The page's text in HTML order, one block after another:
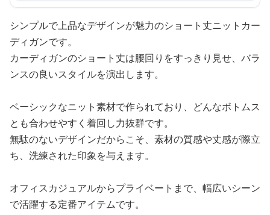
シンプルで上品なデザインが魅力のショート丈ニットカー
ディガンです。
カーディガンのショート丈は腰回りをすっきり見せ、バラ
ンスの良いスタイルを演出します。
ベーシックなニット素材で作られており、どんなボトムス
とも合わせやすく着回し力抜群です。
無駄のないデザインだからこそ、素材の質感や丈感が際立
ち、洗練された印象を与えます。
オフィスカジュアルからプライベートまで、幅広いシーン
で活躍する定番アイテムです。